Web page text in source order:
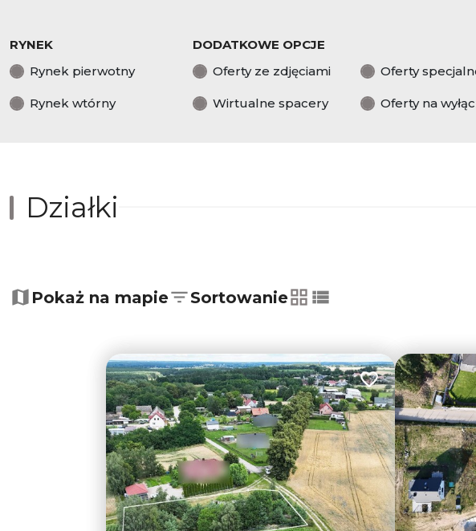
RYNEK
Rynek pierwotny
Rynek wtórny
DODATKOWE OPCJE
Oferty ze zdjęciami
Oferty
Wirtualne spacery Oferty na
Działki
−Pokaż na mapie Sortowanie
tabela
lista
Dodaj do ulubionych